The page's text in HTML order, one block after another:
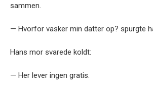
sammen.
— Hvorfor vasker min datter op? spurgte
Hans mor svarede koldt:
— Her lever ingen gratis.